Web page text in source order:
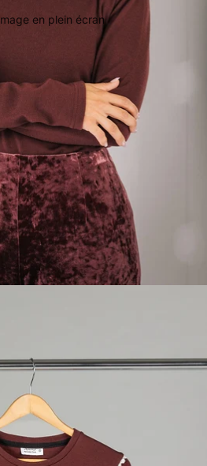
en plein écran